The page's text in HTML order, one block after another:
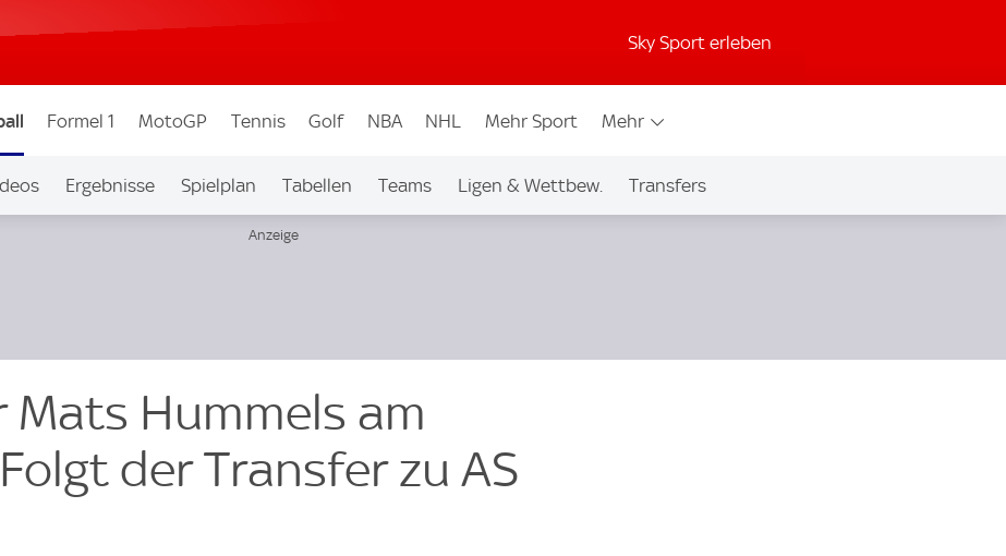
Sky Sport erleben
Formel 1 MotoGP Tennis Golf NBA NHL Mehr Sport Mehr
Ergebnisse Spielplan Tabellen Teams Ligen & Wettbew. Transfers
Mats Hummels am
der Transfer zu AS